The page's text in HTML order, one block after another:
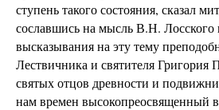
ступень такого состояния, сказал
сославшись на мысль В.Н. Лосского
высказывания на эту тему
Лествичника и святителя
святых отцов древности и
нам времен высокопреосвященный